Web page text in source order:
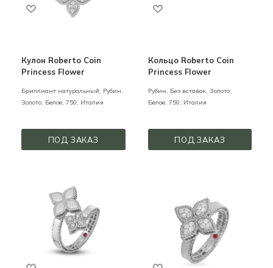
Кулон Roberto Coin
Princess Flower
Бриллиант натуральный, Рубин,
Золото, Белое, 750, Италия
ПОД ЗАКАЗ
Кольцо Roberto Coin
Princess Flower
Рубин, Без вставок, Золото,
Белое, 750, Италия
ПОД ЗАКАЗ